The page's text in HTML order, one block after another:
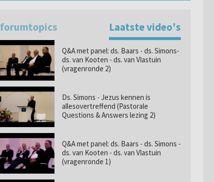
forumtopics Laatste video's
Q&A met panel: ds. Baars - ds. Simons-
ds. van Kooten - ds. van Vlastuin
(vragenronde 2)
Ds. Simons - Jezus kennen is
allesovertreffend (Pastorale
Questions & Answers lezing 2)
Q&A met panel: ds. Baars - ds. Simons -
ds. van Kooten - ds. van Vlastuin
(vragenronde 1)